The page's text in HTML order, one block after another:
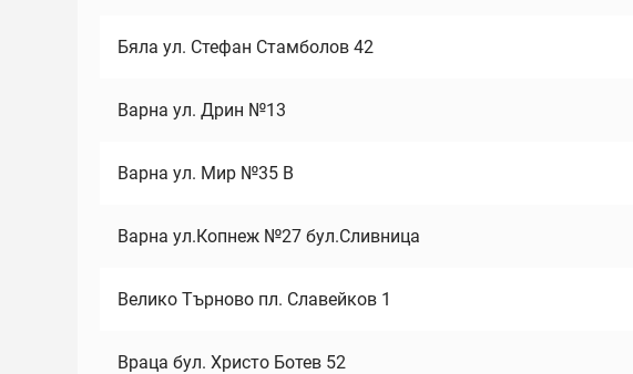
Бяла ул. Стефан Стамболов 42
Варна ул. Дрин №13
Варна ул. Мир №35 В
Варна ул.Копнеж №27 бул.Сливница
Велико Търново пл. Славейков 1
Враца бул. Христо Ботев 52